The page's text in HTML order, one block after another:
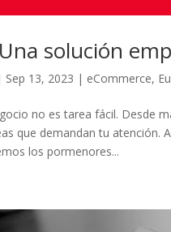
solución
Sep 13, 2023 | eCommerce,
no es tarea fácil. Desde
que demandan tu atención.
los pormenores...